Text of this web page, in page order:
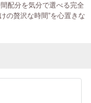
配分を気分で選べる完全
の贅沢な時間”を心置きな